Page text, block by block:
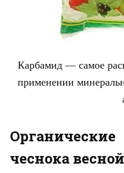
Карбамид — самое
применении
чеснока весной